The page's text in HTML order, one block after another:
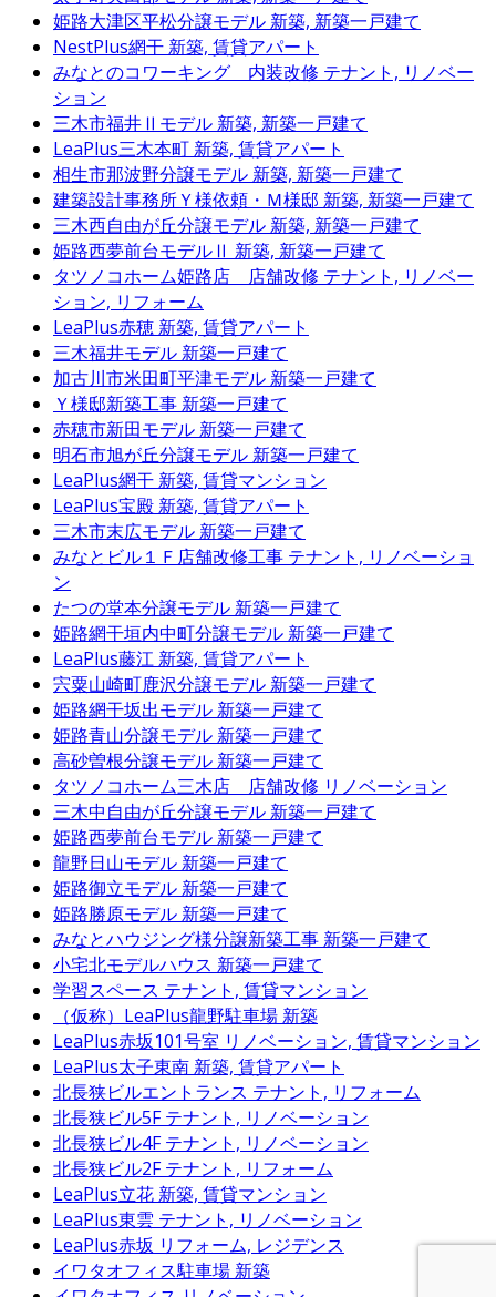
姫路大津区平松分譲モデル 新築, 新築一戸建て
NestPlus網干 新築, 賃貸アパート
みなとのコワーキング 内装改修 テナント, リノベー
ション
三木市福井Ⅱモデル 新築, 新築一戸建て
LeaPlus三木本町 新築, 賃貸アパート
相生市那波野分譲モデル 新築, 新築一戸建て
建築設計事務所Ｙ様依頼・Ｍ様邸 新築, 新築一戸建て
三木西自由が丘分譲モデル 新築, 新築一戸建て
姫路西夢前台モデルⅡ 新築, 新築一戸建て
タツノコホーム姫路店 店舗改修 テナント, リノベー
ション, リフォーム
LeaPlus赤穂 新築, 賃貸アパート
三木福井モデル 新築一戸建て
加古川市米田町平津モデル 新築一戸建て
Ｙ様邸新築工事 新築一戸建て
赤穂市新田モデル 新築一戸建て
明石市旭が丘分譲モデル 新築一戸建て
LeaPlus網干 新築, 賃貸マンション
LeaPlus宝殿 新築, 賃貸アパート
三木市末広モデル 新築一戸建て
みなとビル１Ｆ店舗改修工事 テナント, リノベーショ
ン
たつの堂本分譲モデル 新築一戸建て
姫路網干垣内中町分譲モデル 新築一戸建て
LeaPlus藤江 新築, 賃貸アパート
宍粟山崎町鹿沢分譲モデル 新築一戸建て
姫路網干坂出モデル 新築一戸建て
姫路青山分譲モデル 新築一戸建て
高砂曽根分譲モデル 新築一戸建て
タツノコホーム三木店 店舗改修 リノベーション
三木中自由が丘分譲モデル 新築一戸建て
姫路西夢前台モデル 新築一戸建て
龍野日山モデル 新築一戸建て
姫路御立モデル 新築一戸建て
姫路勝原モデル 新築一戸建て
みなとハウジング様分譲新築工事 新築一戸建て
小宅北モデルハウス 新築一戸建て
学習スペース テナント, 賃貸マンション
（仮称）LeaPlus龍野駐車場 新築
LeaPlus赤坂101号室 リノベーション, 賃貸マンション
LeaPlus太子東南 新築, 賃貸アパート
北長狭ビルエントランス テナント, リフォーム
北長狭ビル5Fテナント, リノベーション
北長狭ビル4Fテナント, リノベーション
北長狭ビル2Fテナント, リフォーム
LeaPlus立花 新築, 賃貸マンション
LeaPlus東雲 テナント, リノベーション
LeaPlus赤坂 リフォーム, レジデンス
イワタオフィス駐車場 新築